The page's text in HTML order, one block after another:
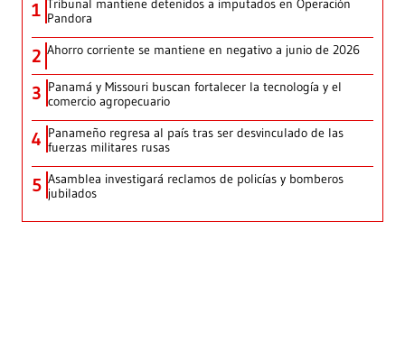
1 Tribunal mantiene detenidos a imputados en Operación
Pandora
2 Ahorro corriente se mantiene en negativo a junio de 2026
3 Panamá y Missouri buscan fortalecer la tecnología y el
comercio agropecuario
4 Panameño regresa al país tras ser desvinculado de las
fuerzas militares rusas
5 Asamblea investigará reclamos de policías y bomberos
jubilados